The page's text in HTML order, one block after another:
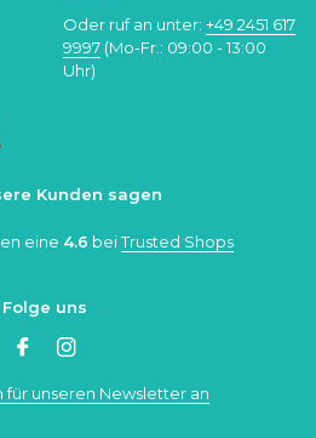
Oder ruf an unter: +49 2451 617
9997 (Mo-Fr.: 09:00 - 13:00
Uhr)
Kunden sagen
eine 4.6 beiTrusted Shops
Folge uns
für unseren Newsletter an